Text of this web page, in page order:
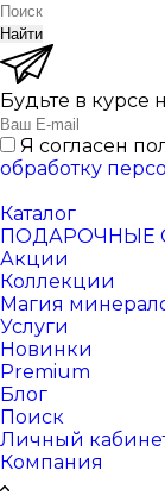
Найти
Будьте в курсе
Я согласен
обработку
Каталог
ПОДАРОЧНЫЕ
Акции
Коллекции
Магия
Услуги
Новинки
Premium
Блог
Поиск
Личный
Компания